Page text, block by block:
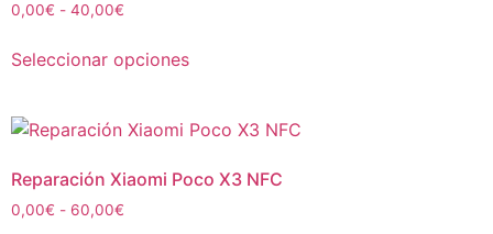
0,00€ - 40,00€
Seleccionar opciones
Reparación Xiaomi Poco X3 NFC
0,00€ - 60,00€